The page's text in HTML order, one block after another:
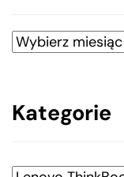
Archiwa
Kategorie